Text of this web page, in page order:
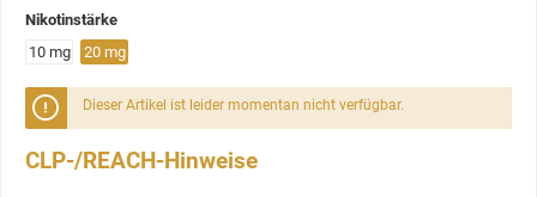
Nikotinstärke
10 mg
20 mg
Dieser Artikel ist leider momentan nicht verfügbar.
CLP-/REACH-Hinweise